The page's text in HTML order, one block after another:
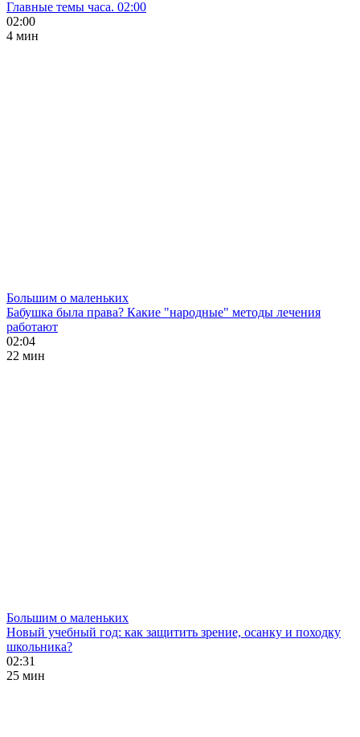
Главные темы часа. 02:00
02:00
4 мин
Большим о маленьких
Бабушка была права? Какие "народные" методы лечения
работают
02:04
22 мин
Большим о маленьких
Новый учебный год: как защитить зрение, осанку и походку
школьника?
02:31
25 мин